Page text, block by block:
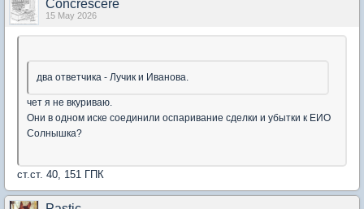
Concrescere
15 May 2026
два ответчика - Лучик и Иванова.
чет я не вкуриваю.
Они в одном иске соединили оспаривание сделки и убытки к ЕИО
Солнышка?
ст.ст. 40, 151 ГПК